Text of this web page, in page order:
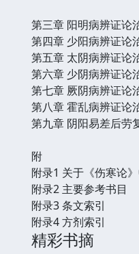
第三章 阳明病辨证论
第四章 少阳病辨证论
第五章 太阴病辨证论
第六章 少阴病辨证论
第七章 厥阴病辨证论
第八章 霍乱病辨证论
第九章 阴阳易差后劳
附
附录1 关于《伤寒论
附录2 主要参考书目
附录3 条文索引
附录4 方剂索引
精彩书摘